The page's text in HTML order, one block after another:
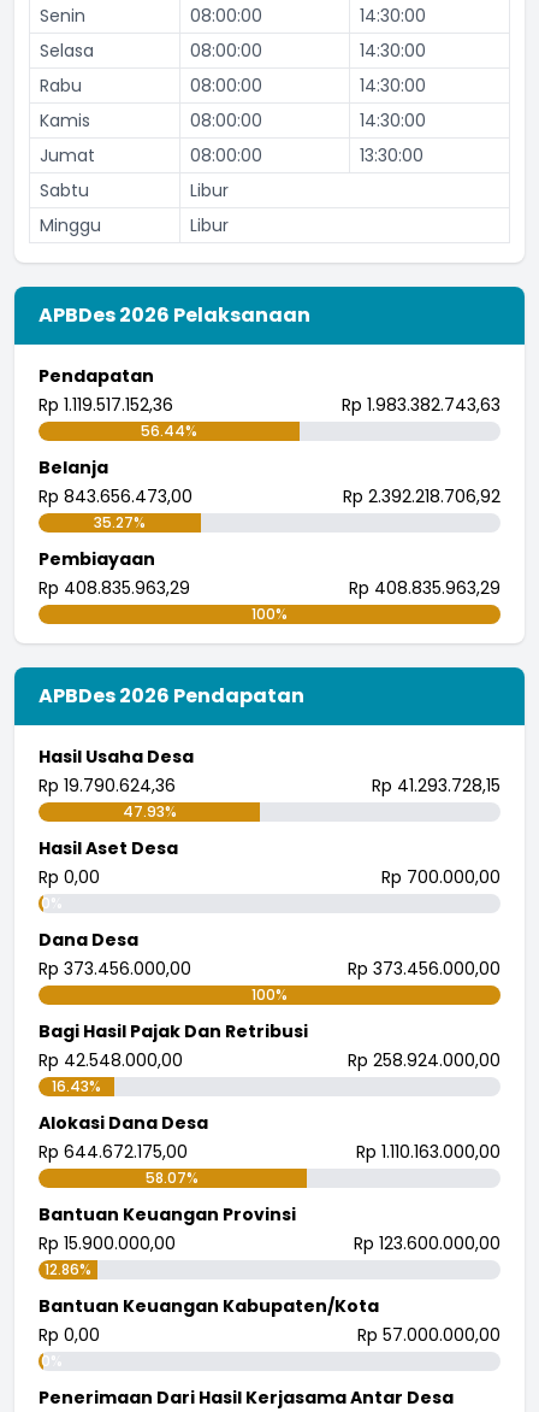
Senin
08:00:00
14:30:00
Selasa
08:00:00
14:30:00
Rabu
08:00:00
14:30:00
Kamis
08:00:00
14:30:00
Jumat
08:00:00
13:30:00
Sabtu
Libur
Minggu
Libur
APBDes 2026 Pelaksanaan
Pendapatan
Rp 1.119.517.152,36
Rp 1.983.382.743,63
56.44%
Belanja
Rp 843.656.473,00
Rp 2.392.218.706,92
35.27%
Pembiayaan
Rp 408.835.963,29
Rp 408.835.963,29
100%
APBDes 2026 Pendapatan
Hasil Usaha Desa
Rp 19.790.624,36
Rp 41.293.728,15
47.93%
Hasil Aset Desa
Rp 0,00
Rp 700.000,00
0%
Dana Desa
Rp 373.456.000,00
Rp 373.456.000,00
100%
Bagi Hasil Pajak Dan Retribusi
Rp 42.548.000,00
Rp 258.924.000,00
16.43%
Alokasi Dana Desa
Rp 644.672.175,00
Rp 1.110.163.000,00
58.07%
Bantuan Keuangan Provinsi
Rp 15.900.000,00
Rp 123.600.000,00
12.86%
Bantuan Keuangan Kabupaten/Kota
Rp 0,00
Rp 57.000.000,00
0%
Penerimaan Dari Hasil Kerjasama Antar Desa